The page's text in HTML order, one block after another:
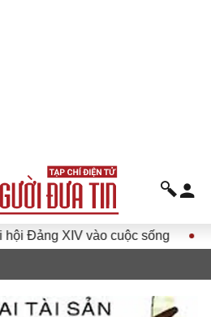
XIV vào cuộc sống Hướng